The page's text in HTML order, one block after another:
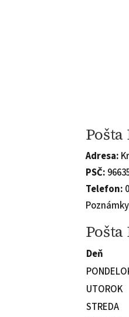
Adresa:
PSČ:
Telefon:
Deň
UTOROK
STREDA